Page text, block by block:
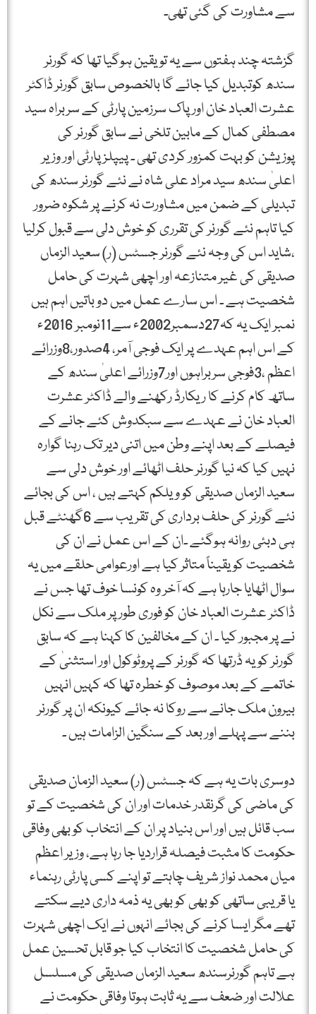
سے مشاورت کی گئی تھی۔
گزشتہ چند ہفتوں سے یہ تو یقین ہوگیا تھا کہ گورنر
سندھ کوتبدیل کیا جائے گا بالخصوص سابق گورنر ڈاکٹر
عشرت العباد خان اور پاک سرزمین پارٹی کے سربراہ سید
مصطفی کمال کے مابین تلخی نے سابق گورنر کی
پوزیشن کو بہت کمزور کردی تھی ۔ پیپلزپارٹی اور وزیر
اعلیٰ سندھ سید مراد علی شاہ نے نئے گورنر سندھ کی
تبدیلی کے ضمن میں مشاورت نہ کرنے پر شکوہ ضرور
کیا تاہم نئے گورنر کی تقرری کو خوش دلی سے قبول کرلیا
،شاید اس کی وجہ نئے گورنر جسٹس (ر) سعید الزماں
صدیقی کی غیر متنازعہ اور اچھی شہرت کی حامل
شخصیت ہے ۔ اس سارے عمل میں دو باتیں اہم ہیں
نمبر ایک یہ کہ27دسمبر2002ء سے11نومبر 2016ء
کے اس اہم عہدے پر ایک فوجی آمر، 4صدور،8وزرائے
اعظم ،3فوجی سربراہوں اور7وزرائے اعلیٰ سندھ کے
ساتھ کام کرنے کا ریکارڈ رکھنے والے ڈاکٹر عشرت
العباد خان نے عہدے سے سبکدوش کئے جانے کے
فیصلے کے بعد اپنے وطن میں اتنی دیر تک رہنا گوارہ
نہیں کیا کہ نیا گورنر حلف اٹھائے اور خوش دلی سے
سعید الزماں صدیقی کو ویلکم کہتے ہیں ، اس کی بجائے
نئے گورنر کی حلف برداری کی تقریب سے 6گھنٹے قبل
ہی دبئی روانہ ہوگئے ۔ان کے اس عمل نے ان کی
شخصیت کو یقیناً متاثر کیا ہے اورعوامی حلقے میں یہ
سوال اٹھایا جارہا ہے کہ آخر وہ کونسا خوف تھا جس نے
ڈاکٹر عشرت العباد خان کو فوری طور پر ملک سے نکل
نے پر مجبور کیا ۔ ان کے مخالفین کا کہنا ہے کہ سابق
گورنر کو یہ ڈرتھا کہ گورنر کے پروٹوکول اور استثنیٰ کے
خاتمے کے بعد موصوف کو خطرہ تھا کہ کہیں انہیں
بیرون ملک جانے سے روکا نہ جائے کیونکہ ان پر گورنر
بننے سے پہلے اور بعد کے سنگین الزامات ہیں ۔
دوسری بات یہ ہے کہ جسٹس (ر) سعید الزمان صدیقی
کی ماضی کی گرنقدر خدمات اور ان کی شخصیت کے تو
سب قائل ہیں اور اس بنیاد پر ان کے انتخاب کو بھی وفاقی
حکومت کا مثبت فیصلہ قراردیا جا رہا ہے، وزیر اعظم
میاں محمد نواز شریف چاہتے تو اپنے کسی پارٹی رہنماء
یا قریبی ساتھی کو بھی کو بھی یہ ذمہ داری دیے سکتے
تھے مگر ایسا کرنے کی بجائے انہوں نے ایک اچھی شہرت
کی حامل شخصیت کا انتخاب کیا جو قابل تحسین عمل
ہے تاہم گورنرسندھ سعید الزماں صدیقی کی مسلسل
علالت اور ضعف سے یہ ثابت ہوتا وفاقی حکومت نے